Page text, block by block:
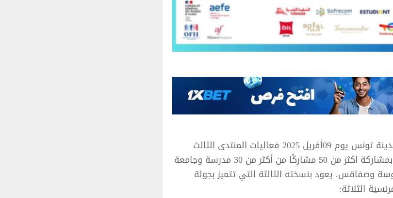
من المنتظر أن تحتضن مدينة تونس يوم 09أفريل 2025 فعاليات المنتدى الثالث
للتنقل؛ الدراسة بفرنسا بمشاركة اكثر من 50 مشاركًا من أكثر من 30 مدرسة وجامعة
يعود بنسخته الثالثة التي تتميز بجولة
الثلاثة: